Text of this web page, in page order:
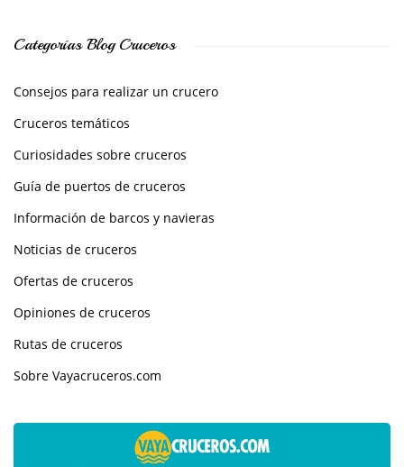
Categorías Blog Cruceros
Consejos para realizar un crucero
Cruceros temáticos
Curiosidades sobre cruceros
Guía de puertos de cruceros
Información de barcos y navieras
Noticias de cruceros
Ofertas de cruceros
Opiniones de cruceros
Rutas de cruceros
Sobre Vayacruceros.com